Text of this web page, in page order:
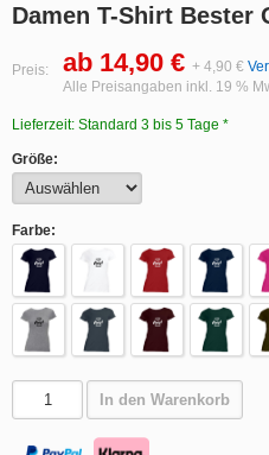
Damen T-Shirt Bester
Preis: ab 14,90 € + 4,90 €
Alle Preisangaben inkl. 19 %
Lieferzeit: Standard 3 bis 5 Tage *
Größe:
Farbe:
In den Warenkorb